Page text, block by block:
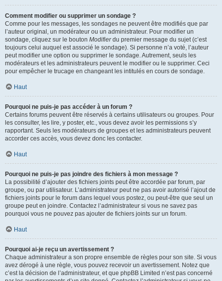
Comment modifier ou supprimer un sondage ?
Comme pour les messages, les sondages ne peuvent être modifiés que par
l’auteur original, un modérateur ou un administrateur. Pour modifier un
sondage, cliquez sur le bouton Modifierdu premier message du sujet (c’est
toujours celui auquel est associé le sondage). Si personne n’a voté, l’auteur
peut modifier une option ou supprimer le sondage. Autrement, seuls les
modérateurs et les administrateurs peuvent le modifier ou le supprimer. Ceci
pour empêcher le trucage en changeant les intitulés en cours de sondage.
Haut
Pourquoi ne puis-je pas accéder à un forum ?
Certains forums peuvent être réservés à certains utilisateurs ou groupes. Pour
les consulter, les lire, y poster, etc., vous devez avoir les permissions s’y
rapportant. Seuls les modérateurs de groupes et les administrateurs peuvent
accorder ces accès, vous devez donc les contacter.
Haut
Pourquoi ne puis-je pas joindre des fichiers à mon message ?
La possibilité d’ajouter des fichiers joints peut être accordée par forum, par
groupe, ou par utilisateur. L’administrateur peut ne pas avoir autorisé l’ajout de
fichiers joints pour le forum dans lequel vous postez, ou peut-être que seul un
groupe peut en joindre. Contactez l’administrateur si vous ne savez pas
pourquoi vous ne pouvez pas ajouter de fichiers joints sur un forum.
Haut
Pourquoi ai-je reçu un avertissement ?
Chaque administrateur a son propre ensemble de règles pour son site. Si vous
avez dérogé à une règle, vous pouvez recevoir un avertissement. Notez que
c’est la décision de l’administrateur, et que phpBB Limited n’est pas concerné